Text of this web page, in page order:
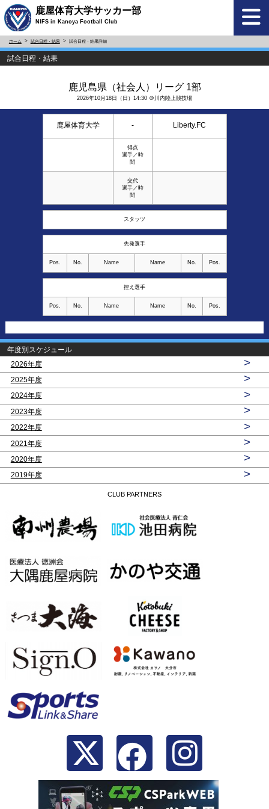
鹿屋体育大学サッカー部
NIFS in Kanoya Football Club
ホーム 試合日程・結果 試合日程・結果詳細
試合日程・結果
鹿児島県（社会人）リーグ 1部
2026年10月18日（日）14:30 ＠川内陸上競技場
鹿屋体育大学 - Liberty.FC
得点
選手／時
間
交代
選手／時
間
スタッツ
先発選手
Pos. No. Name Name No. Pos.
控え選手
Pos. No. Name Name No. Pos.
年度別スケジュール
2026年度
>
2025年度 >
2024年度 >
2023年度 >
2022年度 >
2021年度 >
2020年度 >
2019年度 >
CLUB PARTNERS